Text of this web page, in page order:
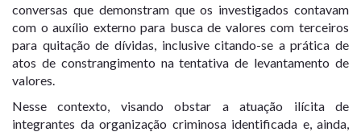
conversas que demonstram que os investigados contavam
com o auxílio externo para busca de valores com terceiros
para quitação de dívidas, inclusive citando-se a prática de
atos de constrangimento na tentativa de levantamento de
valores.
Nesse contexto, visando obstar a atuação ilícita de
integrantes da organização criminosa identificada e, ainda,